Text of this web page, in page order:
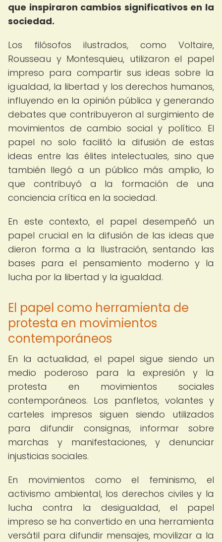
que inspiraron cambios significativos en la
sociedad.
Los filósofos ilustrados, como Voltaire,
Rousseau y Montesquieu, utilizaron el papel
impreso para compartir sus ideas sobre la
igualdad, la libertad y los derechos humanos,
influyendo en la opinión pública y generando
debates que contribuyeron al surgimiento de
movimientos de cambio social y político. El
papel no solo facilitó la difusión de estas
ideas entre las élites intelectuales, sino que
también llegó a un público más amplio, lo
que contribuyó a la formación de una
conciencia crítica en la sociedad.
En este contexto, el papel desempeñó un
papel crucial en la difusión de las ideas que
dieron forma a la Ilustración, sentando las
bases para el pensamiento moderno y la
lucha por la libertad y la igualdad.
El papel como herramienta de
protesta en movimientos
contemporáneos
En la actualidad, el papel sigue siendo un
medio poderoso para la expresión y la
protesta en movimientos sociales
contemporáneos. Los panfletos, volantes y
carteles impresos siguen siendo utilizados
para difundir consignas, informar sobre
marchas y manifestaciones, y denunciar
injusticias sociales.
En movimientos como el feminismo, el
activismo ambiental, los derechos civiles y la
lucha contra la desigualdad, el papel
impreso se ha convertido en una herramienta
versátil para difundir mensajes, movilizar a la